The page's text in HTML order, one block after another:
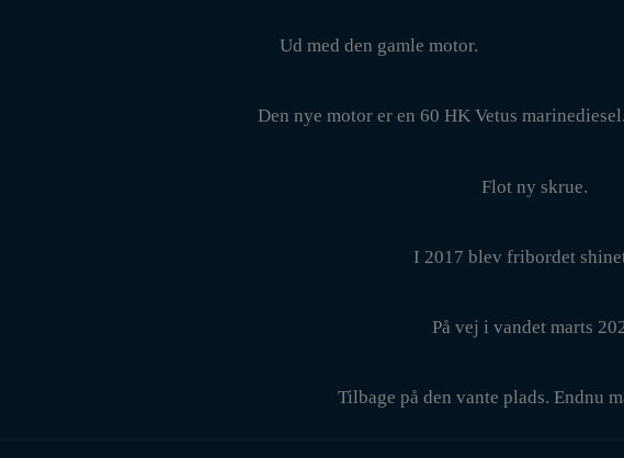
Ud med den gamle motor.
Den nye motor er en 60 HK Vetus marinediesel.
Flot ny skrue.
I 2017 blev fribordet
På vej i vandet marts
Tilbage på den vante plads. Endnu